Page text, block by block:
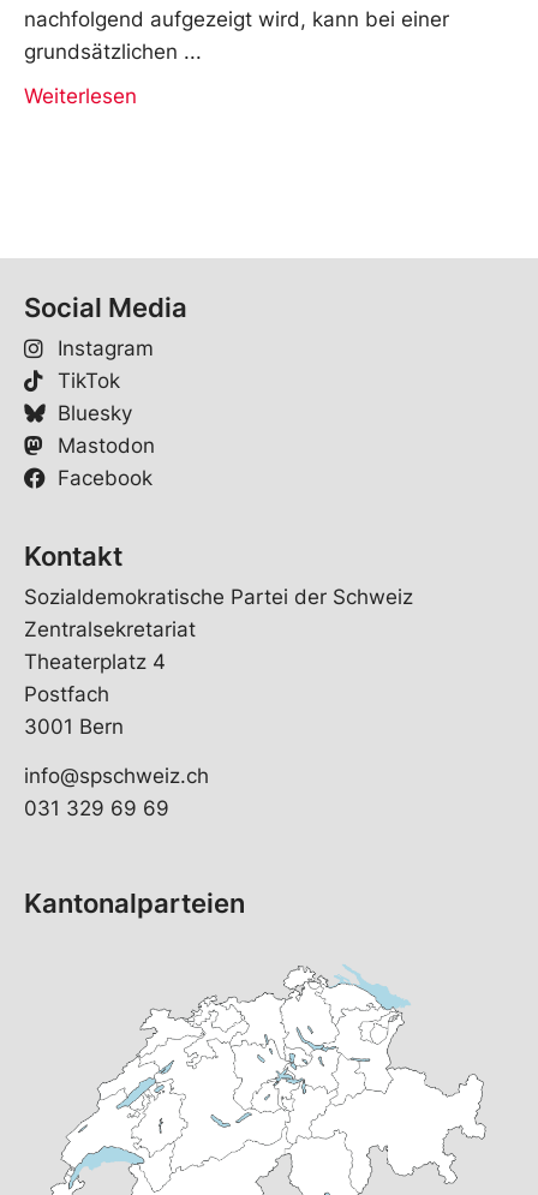
nachfolgend aufgezeigt wird, kann bei einer
grundsätzlichen
Weiterlesen
Social Media
Instagram
TikTok
Bluesky
Mastodon
Facebook
Kontakt
Sozialdemokratische Partei der Schweiz
Zentralsekretariat
Theaterplatz 4
Postfach
3001 Bern
info@spschweiz.ch
031 329 69 69
Kantonalparteien